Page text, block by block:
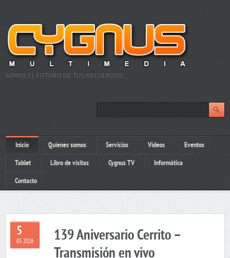
SOMOS EL FUTURO DE TUS RECUERDOS…
Inicio Quienes somos Servicios Videos Eventos
Tablet Libro de visitas Cygnus TV Informática
Contacto
5
05 2026
139 Aniversario Cerrito –
Transmisión en vivo